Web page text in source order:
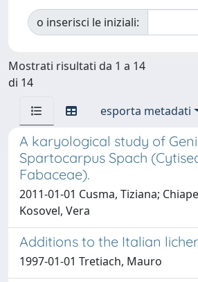
o inserisci le iniziali:
Mostrati risultati da 1 a 14
di 14
esporta metadati
A karyological study of
Spartocarpus Spach
Fabaceae).
2011-01-01 Cusma, Tiziana;
Kosovel, Vera
Additions to the Italian
1997-01-01 Tretiach, Mauro